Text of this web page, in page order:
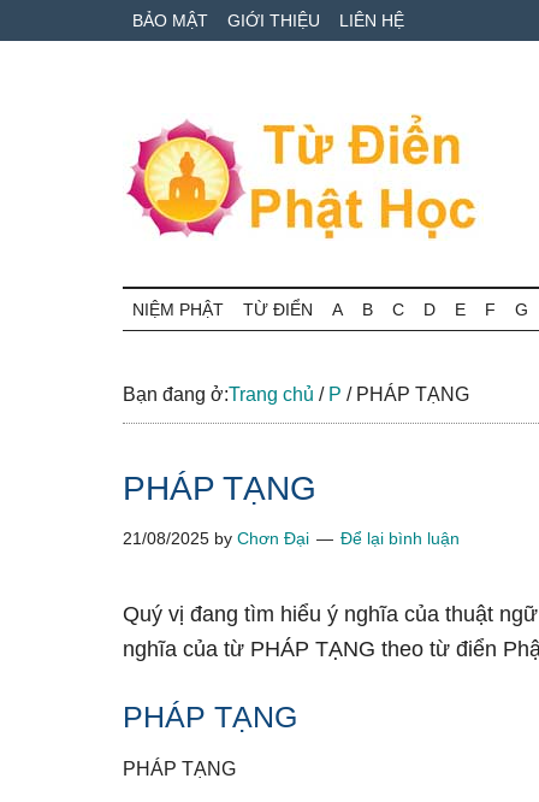
to
to
qua
BẢO MẬT GIỚI THIỆU LIÊN HỆ
Từ
điển
Phật
cứu
thuật
Phật
học
NIỆM PHẬT TỪ ĐIỂN A B C D E F G
Bạn đang ở:Trang chủ / P /PHÁP TẠNG
PHÁP TẠNG
21/08/2025 by Chơn Đại Để lại bình luận
Quý vị đang tìm hiểu ý nghĩa của thuật
nghĩa của từ PHÁP TẠNG theo từ điển
PHÁP TẠNG
PHÁP TẠNG